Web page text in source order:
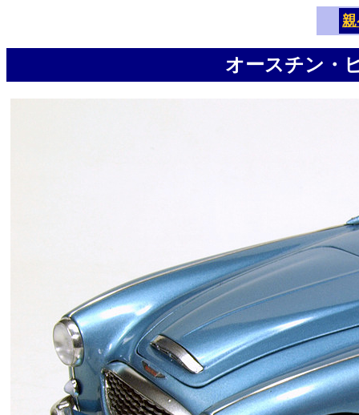
オースチン・